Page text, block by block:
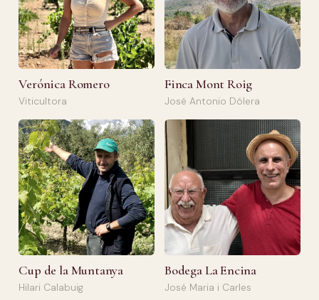
Verónica Romero
Viticultora
Finca Mont Roig
José Antonio Dólera
Cup de la Muntanya
Hilari Calabuig
Bodega La Encina
José Maria i Carles